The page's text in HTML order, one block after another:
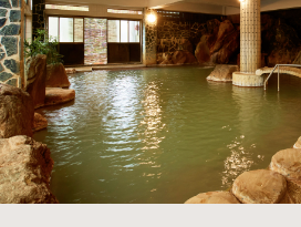
温泉
ネムノキ茶屋
アクセス